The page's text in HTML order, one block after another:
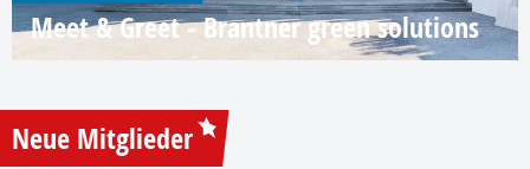
Meet & Greet - Brantner green solutions
Neue Mitglieder